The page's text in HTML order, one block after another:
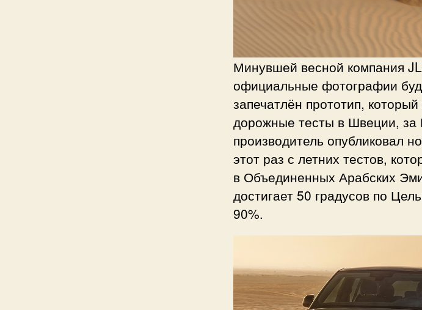
Минувшей весной компания
официальные фотографии
запечатлён прототип,
дорожные тесты в Швеции, за
производитель опубликовал
этот раз с летних тестов,
в Объединенных Арабских
достигает 50 градусов по
90%.